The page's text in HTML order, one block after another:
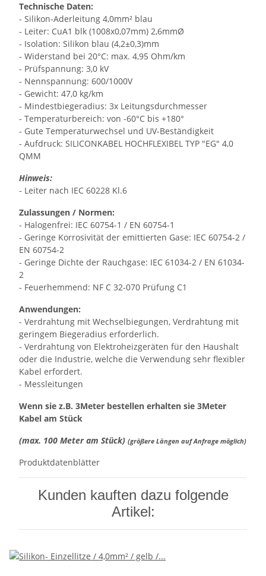
Technische Daten:
- Silikon-Aderleitung 4,0mm² blau
- Leiter: CuA1 blk (1008x0,07mm) 2,6mmØ
- Isolation: Silikon blau (4,2±0,3)mm
- Widerstand bei 20°C: max. 4,95 Ohm/km
- Prüfspannung: 3,0 kV
- Nennspannung: 600/1000V
- Gewicht: 47,0 kg/km
- Mindestbiegeradius: 3x Leitungsdurchmesser
- Temperaturbereich: von -60°C bis +180°
- Gute Temperaturwechsel und UV-Beständigkeit
- Aufdruck: SILICONKABEL HOCHFLEXIBEL TYP "EG" 4,0
QMM
Hinweis:
- Leiter nach IEC 60228 Kl.6
Zulassungen / Normen:
- Halogenfrei: IEC 60754-1 / EN 60754-1
- Geringe Korrosivität der emittierten Gase: IEC 60754-2 /
EN 60754-2
- Geringe Dichte der Rauchgase: IEC 61034-2 / EN 61034-
2
- Feuerhemmend: NF C 32-070 Prüfung C1
Anwendungen:
- Verdrahtung mit Wechselbiegungen, Verdrahtung mit
geringem Biegeradius erforderlich.
- Verdrahtung von Elektroheizgeräten für den Haushalt
oder die Industrie, welche die Verwendung sehr flexibler
Kabel erfordert.
- Messleitungen
Wenn sie z.B. 3Meter bestellen erhalten sie 3Meter
Kabel am Stück
(max. 100 Meter am Stück) (größere Längen auf Anfrage möglich)
Produktdatenblätter
Kunden kauften dazu folgende
Artikel: